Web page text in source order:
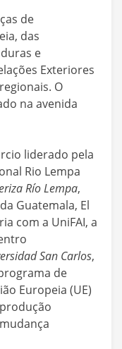
de
das
e
Exteriores
O
na avenida
liderado pela
Rio Lempa
Río Lempa,
Guatemala, El
com a UniFAI, a
San Carlos,
de
Europeia (UE)